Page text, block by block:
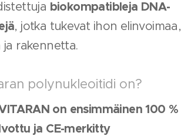
biokompatibleja DNA-
, jotka tukevat ihon elinvoimaa,
rakennetta.
polynukleoitidi on?
on ensimmäinen 100 %
ja CE-merkitty